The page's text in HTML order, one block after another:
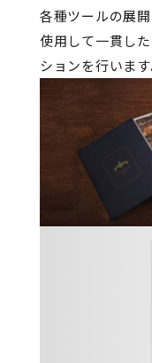
各種ツールの展
使用して一貫し
ションを行います